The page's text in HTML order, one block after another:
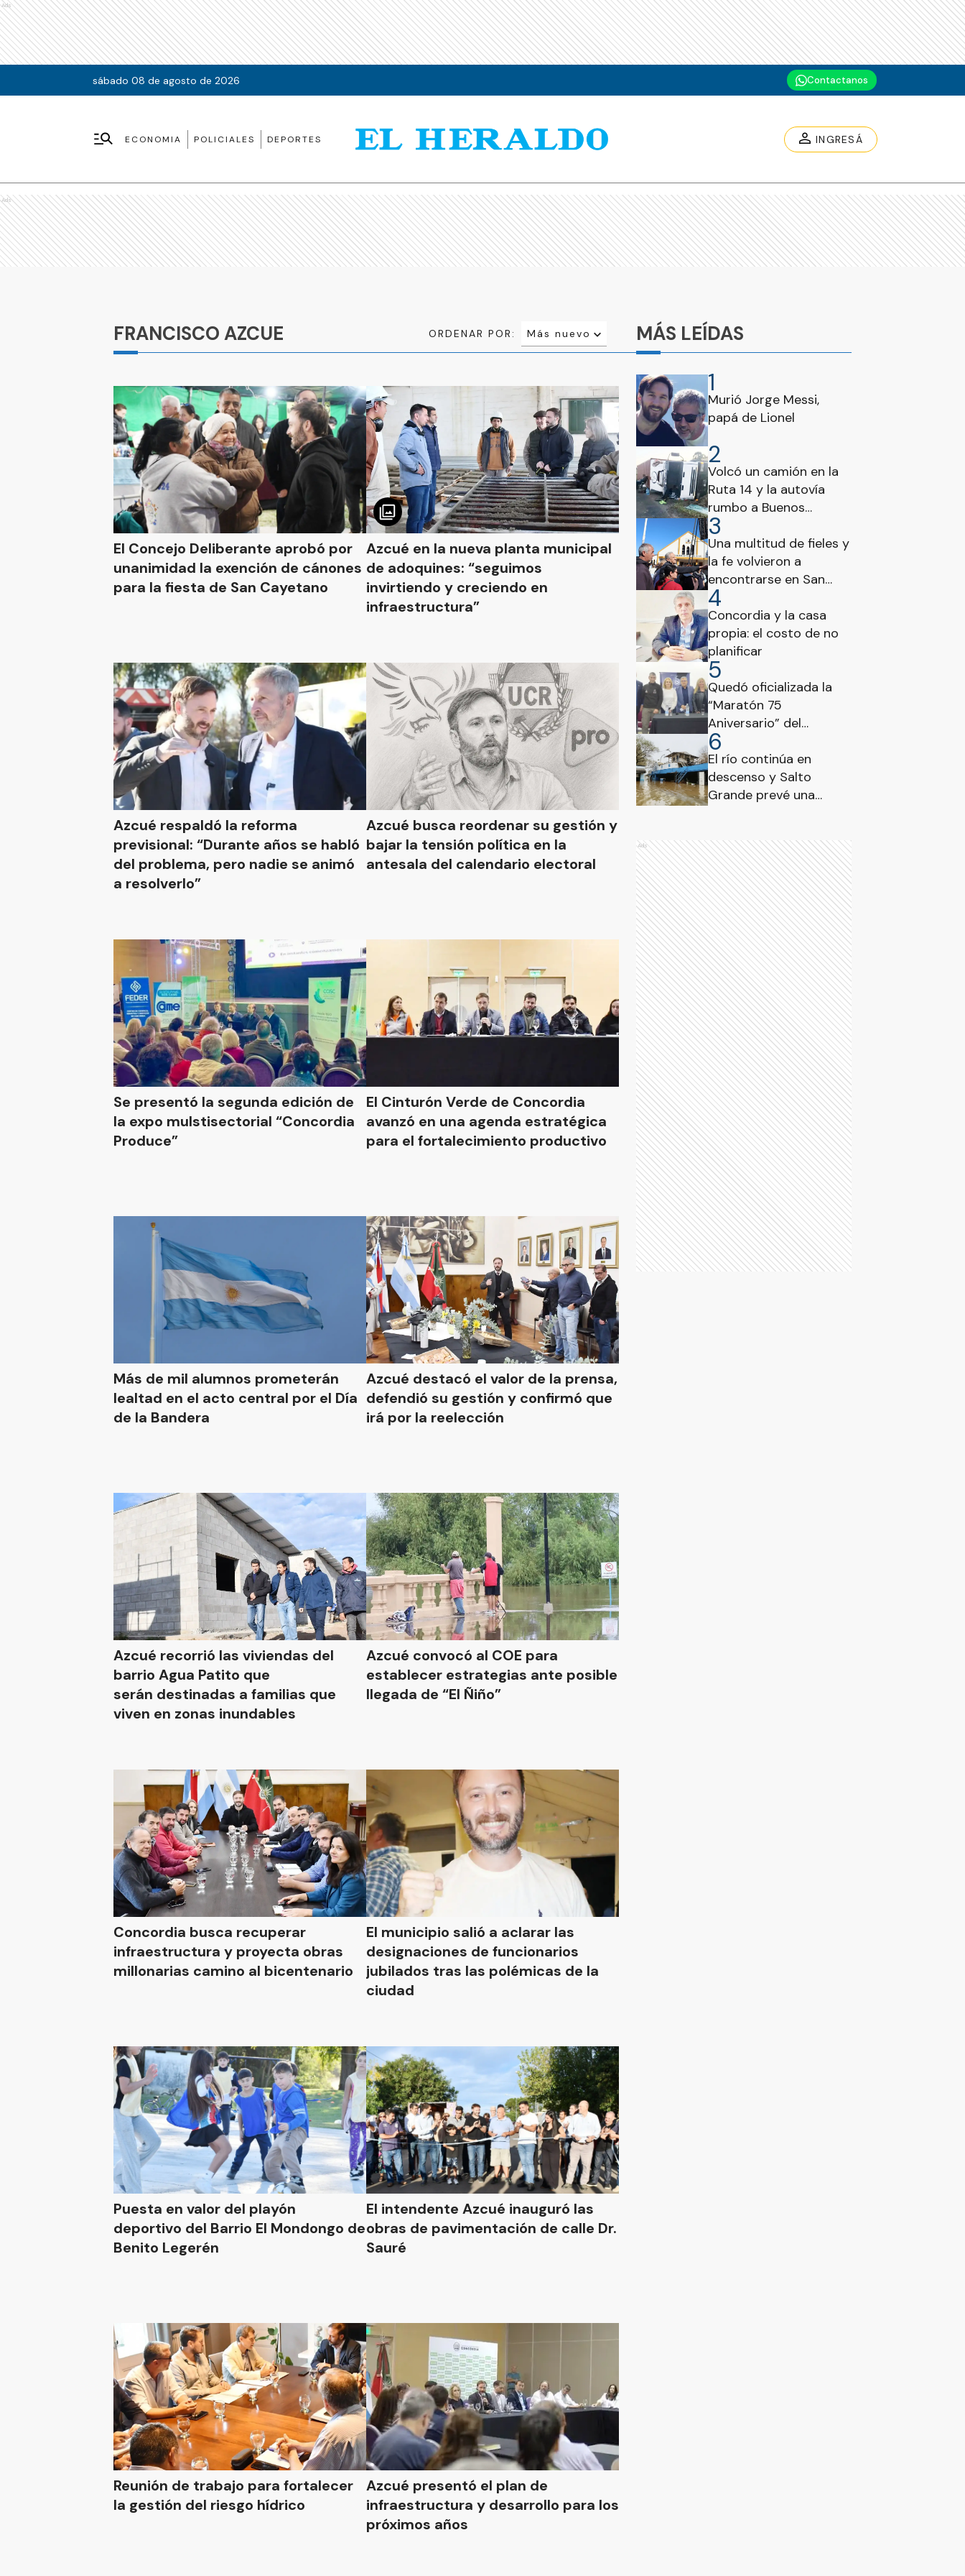
Ads
sábado 08 de agosto de 2026 Contactanos
ECONOMIA POLICIALES DEPORTES INGRESÁ
Ads
FRANCISCO AZCUE ORDENAR POR:
Más nuevo
Relevancia
El Concejo Deliberante aprobó por
unanimidad la exención de cánones
para la fiesta de San Cayetano
Azcué en la nueva planta municipal
de adoquines: “seguimos
invirtiendo y creciendo en
infraestructura”
Azcué respaldó la reforma
previsional: “Durante años se habló
del problema, pero nadie se animó
a resolverlo”
Azcué busca reordenar su gestión y
bajar la tensión política en la
antesala del calendario electoral
Se presentó la segunda edición de
la expo mulstisectorial “Concordia
Produce”
El Cinturón Verde de Concordia
avanzó en una agenda estratégica
para el fortalecimiento productivo
Más de mil alumnos prometerán
lealtad en el acto central por el Día
de la Bandera
Azcué destacó el valor de la prensa,
defendió su gestión y confirmó que
irá por la reelección
Azcué recorrió las viviendas del
barrio Agua Patito que
serán destinadas a familias que
viven en zonas inundables
Azcué convocó al COE para
establecer estrategias ante posible
llegada de “El Ñiño”
Concordia busca recuperar
infraestructura y proyecta obras
millonarias camino al bicentenario
El municipio salió a aclarar las
designaciones de funcionarios
jubilados tras las polémicas de la
ciudad
Puesta en valor del playón
deportivo del Barrio El Mondongo de
Benito Legerén
El intendente Azcué inauguró las
obras de pavimentación de calle Dr.
Sauré
Reunión de trabajo para fortalecer
la gestión del riesgo hídrico
Azcué presentó el plan de
infraestructura y desarrollo para los
próximos años
MÁS LEÍDAS
1
Murió Jorge Messi,
papá de Lionel
2
Volcó un camión en la
Ruta 14 y la autovía
rumbo a Buenos
Aires estuvo
interrumpida
3
Una multitud de fieles y
la fe volvieron a
encontrarse en San
Cayetano
4
Concordia y la casa
propia: el costo de no
planificar
5
Quedó oficializada la
“Maratón 75
Aniversario” del
Consejo Profesional de
Ciencias Económicas
de Entre Ríos
6
El río continúa en
descenso y Salto
Grande prevé una
Ads